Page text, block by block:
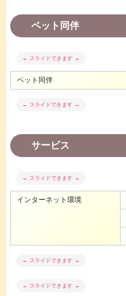
ペット同伴
ペット同伴
サービス
インターネット環境